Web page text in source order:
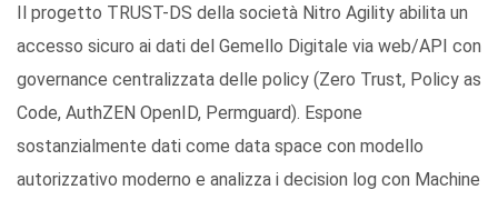
Il progetto TRUST-DS della società Nitro Agility abilita un
accesso sicuro ai dati del Gemello Digitale via web/API con
governance centralizzata delle policy (Zero Trust, Policy as
Code, AuthZEN OpenID, Permguard). Espone
sostanzialmente dati come data space con modello
autorizzativo moderno e analizza i decision log con Machine